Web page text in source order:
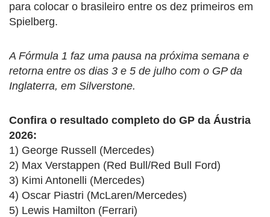
para colocar o brasileiro entre os dez primeiros em
Spielberg.
A Fórmula 1 faz uma pausa na próxima semana e
retorna entre os dias 3 e 5 de julho com o GP da
Inglaterra, em Silverstone.
Confira o resultado completo do GP da Áustria
2026:
1) George Russell (Mercedes)
2) Max Verstappen (Red Bull/Red Bull Ford)
3) Kimi Antonelli (Mercedes)
4) Oscar Piastri (McLaren/Mercedes)
5) Lewis Hamilton (Ferrari)